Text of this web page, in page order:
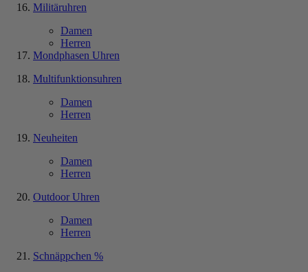
Militäruhren
Damen
Herren
Mondphasen Uhren
Multifunktionsuhren
Damen
Herren
Neuheiten
Damen
Herren
Outdoor Uhren
Damen
Herren
Schnäppchen %